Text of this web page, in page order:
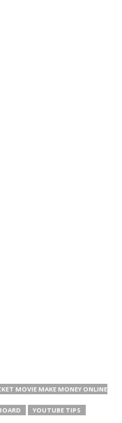
MOVIE MAKE MONEY ONLINE
YOUTUBE TIPS